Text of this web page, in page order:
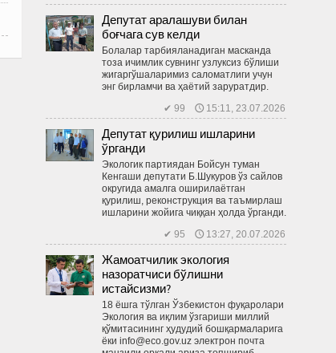
Депутат аралашуви билан
боғчага сув келди
Болалар тарбияланадиган мас­канда
тоза ичимлик сувнинг узлуксиз бўлиши
жигаргўшаларимиз саломатлиги учун
энг бирламчи ва ҳаётий заруратдир.
✔ 99 🕔 15:11, 23.07.2026
Депутат қурилиш ишларини
ўрганди
Экологик партиядан Бойсун туман
Кенгаши депутати Б.Шукуров ўз сайлов
округида амалга оширилаётган
қурилиш, реконструкция ва таъмирлаш
ишларини жойига чиққан ҳолда ўрганди.
✔ 95 🕔 13:27, 20.07.2026
Жамоатчилик экология
назоратчиси бўлишни
истайсизми?
18 ёшга тўлган Ўзбекистон фуқаролари
Экология ва иқлим ўзгариши миллий
қўмитасининг ҳудудий бош­қармаларига
ёки info@eco.gov.uz электрон почта